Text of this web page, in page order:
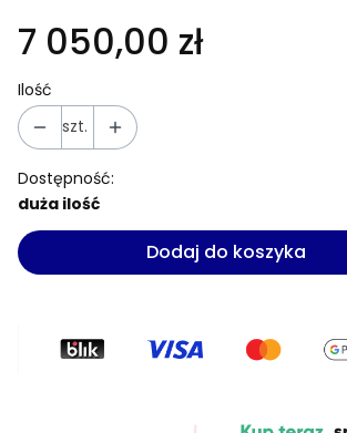
7 050,00 zł
Ilość
szt.
Dostępność:
duża ilość
Dodaj do koszyka